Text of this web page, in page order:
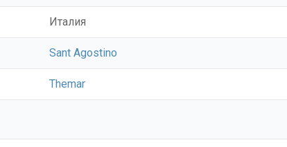
Италия
Sant Agostino
Themar